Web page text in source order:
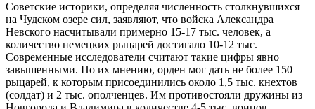
Советские историки, определяя численность столкнувшихся
на Чудском озере сил, заявляют, что войска Александра
Невского насчитывали примерно 15-17 тыс. человек, а
количество немецких рыцарей достигало 10-12 тыс.
Современные исследователи считают такие цифры явно
завышенными. По их мнению, орден мог дать не более 150
рыцарей, к которым присоединились около 1,5 тыс. кнехтов
(солдат) и 2 тыс. ополченцев. Им противостояли дружины из